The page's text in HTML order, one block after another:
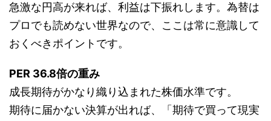
急激な円高が来れば、利益は下振れします。為替は
プロでも読めない世界なので、ここは常に意識して
おくべきポイントです。
PER 36.8倍の重み
成長期待がかなり織り込まれた株価水準です。
期待に届かない決算が出れば、「期待で買って現実